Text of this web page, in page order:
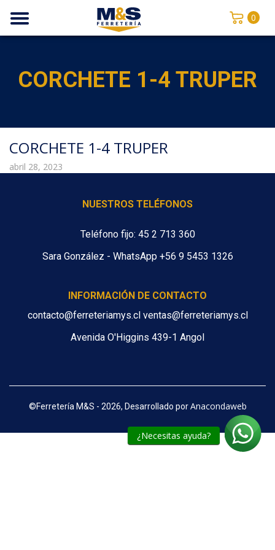
¿Necesitas ayuda?
0
CORCHETE 1-4 TRUPER
CORCHETE 1-4 TRUPER
abril 28, 2023
NUESTROS TELÉFONOS
Teléfono fijo: 45 2 713 360
Sara González - WhatsApp +56 9 5453 1326
INFORMACIÓN DE CONTACTO
contacto@ferreteriamys.cl ventas@ferreteriamys.cl
Avenida O'Higgins 439-1 Angol
©Ferretería M&S - 2026, Desarrollado por Anacondaweb